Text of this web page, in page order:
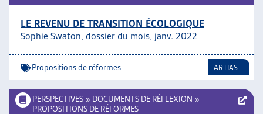
LE REVENU DE TRANSITION ÉCOLOGIQUE
Sophie Swaton, dossier du mois, janv. 2022
Propositions de réformes ARTIAS
PERSPECTIVES » DOCUMENTS DE RÉFLEXION »
PROPOSITIONS DE RÉFORMES